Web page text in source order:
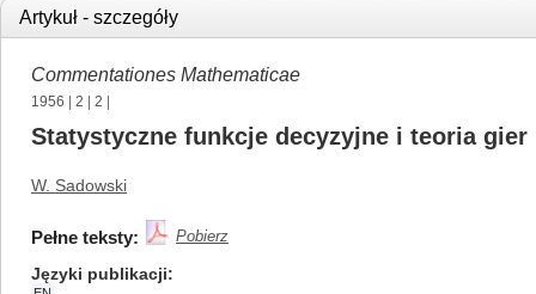
Artykuł - szczegóły
Commentationes Mathematicae
1956 2 2
Statystyczne funkcje decyzyjne i teoria gier
W. Sadowski
Pełne teksty: Pobierz
Języki publikacji